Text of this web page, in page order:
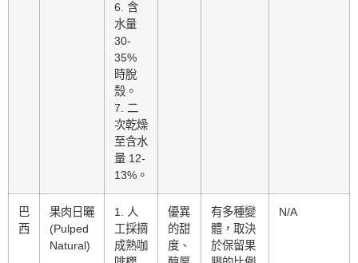
6. 含
水量
30-
35%
時脫
殼。
7. 二
次乾燥
至含水
量 12-
13%。
巴
西
果肉日曬
(Pulped
Natural)
1. 人
工採摘
成熟咖
優異
的甜
度、
有多種變
體，取決
於保留果
N/A